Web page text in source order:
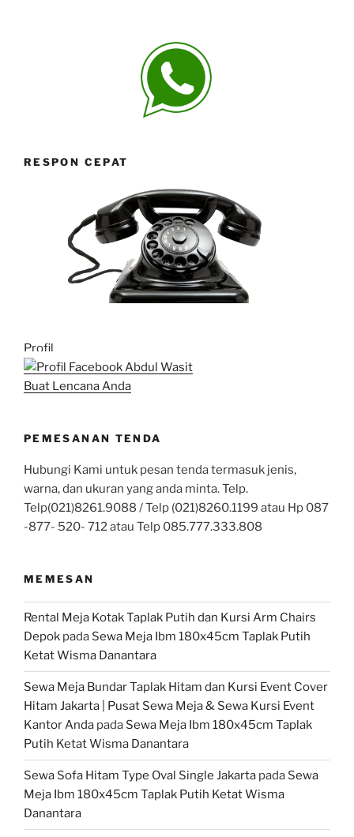
RESPON CEPAT
Profil
Buat Lencana Anda
PEMESANAN TENDA
Hubungi Kami untuk pesan tenda termasuk jenis,
warna, dan ukuran yang anda minta. Telp.
Telp(021)8261.9088 / Telp (021)8260.1199 atau Hp 087
-877- 520- 712 atau Telp 085.777.333.808
MEMESAN
Rental Meja Kotak Taplak Putih dan Kursi Arm Chairs
Depok pada Sewa Meja Ibm 180x45cm Taplak Putih
Ketat Wisma Danantara
Sewa Meja Bundar Taplak Hitam dan Kursi Event Cover
Hitam Jakarta | Pusat Sewa Meja & Sewa Kursi Event
Kantor Anda pada Sewa Meja Ibm 180x45cm Taplak
Putih Ketat Wisma Danantara
Sewa Sofa Hitam Type Oval Single Jakarta pada Sewa
Meja Ibm 180x45cm Taplak Putih Ketat Wisma
Danantara